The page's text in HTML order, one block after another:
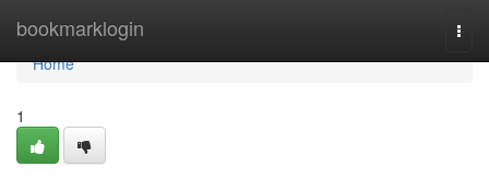
bookmarklogin
Home
Home
1